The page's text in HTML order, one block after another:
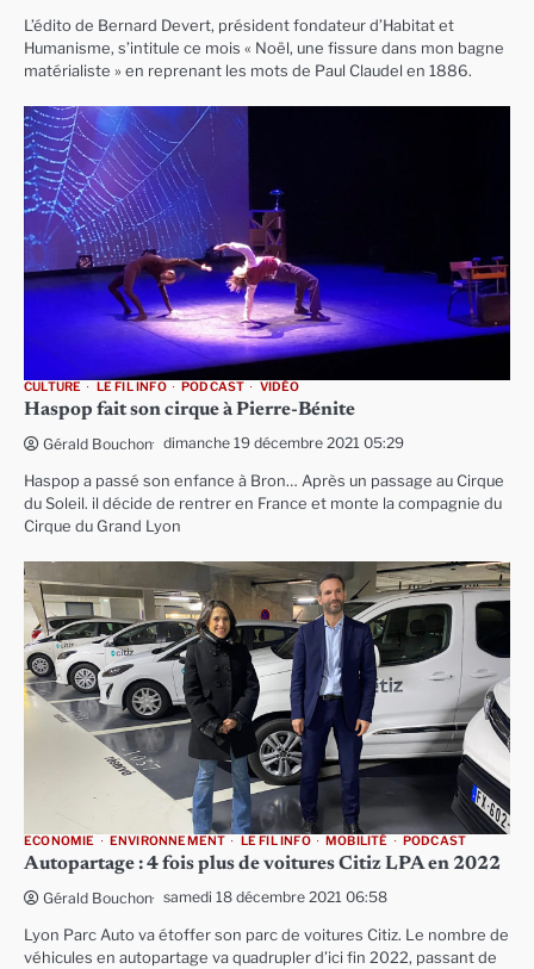
L’édito de Bernard Devert, président fondateur d’Habitat et
Humanisme, s’intitule ce mois « Noël, une fissure dans mon bagne
matérialiste » en reprenant les mots de Paul Claudel en 1886.
CULTURE LE FIL INFO PODCAST VIDÉO
Haspop fait son cirque à Pierre-Bénite
Gérald Bouchon dimanche 19 décembre 2021 05:29
Haspop a passé son enfance à Bron… Après un passage au Cirque
du Soleil. il décide de rentrer en France et monte la compagnie du
Cirque du Grand Lyon
ECONOMIE ENVIRONNEMENT LE FIL INFO MOBILITÉ PODCAST
Autopartage : 4 fois plus de voitures Citiz LPA en 2022
Gérald Bouchon samedi 18 décembre 2021 06:58
Lyon Parc Auto va étoffer son parc de voitures Citiz. Le nombre de
véhicules en autopartage va quadrupler d’ici fin 2022, passant de